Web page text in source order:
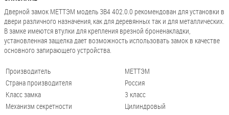
Дверной замок МЕТТЭМ модель ЗВ4 402.0.0 рекомендован для установки в
двери различного назначения, как для деревянных так и для металлических.
В замке имеются втулки для крепления врезной броненакладки,
установленная защелка дает возможность использовать замок в качестве
основного запирающего устройства.
Производитель
МЕТТЭМ
Страна производителя
Россия
Класс замка
3 класс
Механизм секретности
Цилиндровый